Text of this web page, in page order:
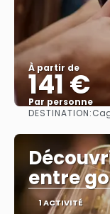
À partir de
141 €
Par personne
DESTINATION:
entre
1 ACTIVITÉ